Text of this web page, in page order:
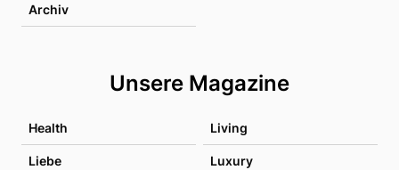
Archiv
Unsere Magazine
Health Living
Liebe Luxury